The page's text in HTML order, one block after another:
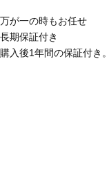
万が一の時もお任せ
長期保証付き
購入後1年間の保証付き